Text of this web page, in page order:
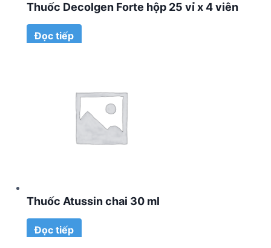
Thuốc Decolgen Forte hộp 25 vỉ x 4 viên
Đọc tiếp
Thuốc Atussin chai 30 ml
Đọc tiếp